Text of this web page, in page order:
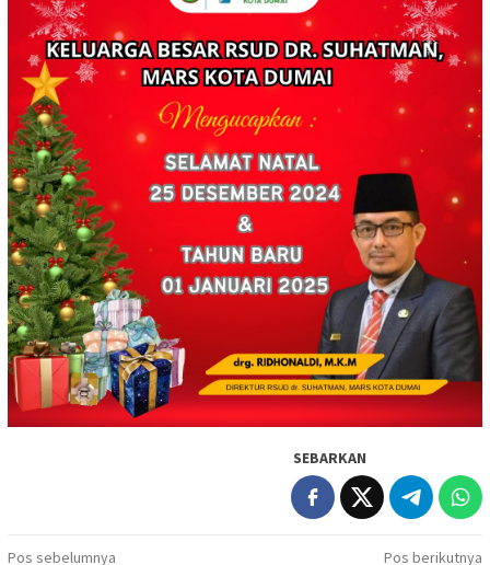
SEBARKAN
Pos sebelumnya
Pos berikutnya